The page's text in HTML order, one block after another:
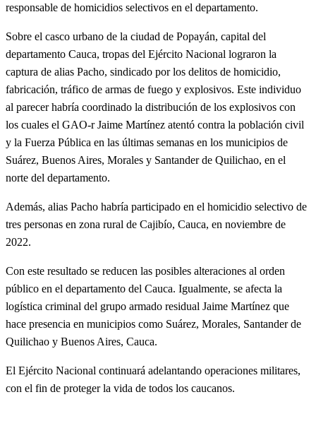
responsable de homicidios selectivos en el departamento.
Sobre el casco urbano de la ciudad de Popayán, capital del
departamento Cauca, tropas del Ejército Nacional lograron la
captura de alias Pacho, sindicado por los delitos de homicidio,
fabricación, tráfico de armas de fuego y explosivos. Este individuo
al parecer habría coordinado la distribución de los explosivos con
los cuales el GAO-r Jaime Martínez atentó contra la población civil
y la Fuerza Pública en las últimas semanas en los municipios de
Suárez, Buenos Aires, Morales y Santander de Quilichao, en el
norte del departamento.
Además, alias Pacho habría participado en el homicidio selectivo de
tres personas en zona rural de Cajibío, Cauca, en noviembre de
2022.
Con este resultado se reducen las posibles alteraciones al orden
público en el departamento del Cauca. Igualmente, se afecta la
logística criminal del grupo armado residual Jaime Martínez que
hace presencia en municipios como Suárez, Morales, Santander de
Quilichao y Buenos Aires, Cauca.
El Ejército Nacional continuará adelantando operaciones militares,
con el fin de proteger la vida de todos los caucanos.